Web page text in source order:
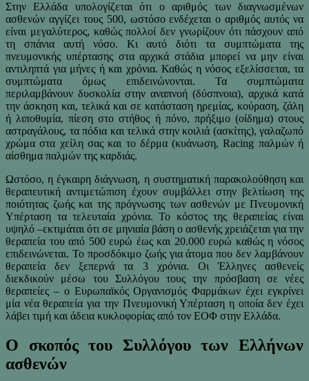
Στην Ελλάδα υπολογίζεται ότι ο αριθμός των διαγνωσμένων
ασθενών αγγίζει τους 500, ωστόσο ενδέχεται ο αριθμός αυτός να
είναι μεγαλύτερος, καθώς πολλοί δεν γνωρίζουν ότι πάσχουν από
τη σπάνια αυτή νόσο. Κι αυτό διότι τα συμπτώματα της
πνευμονικής υπέρτασης στα αρχικά στάδια μπορεί να μην είναι
αντιληπτά για μήνες ή και χρόνια. Καθώς η νόσος εξελίσσεται, τα
συμπτώματα όμως επιδεινώνονται. Τα συμπτώματα
περιλαμβάνουν δυσκολία στην αναπνοή (δύσπνοια), αρχικά κατά
την άσκηση και, τελικά και σε κατάσταση ηρεμίας, κούραση, ζάλη
ή λιποθυμία, πίεση στο στήθος ή πόνο, πρήξιμο (οίδημα) στους
αστραγάλους, τα πόδια και τελικά στην κοιλιά (ασκίτης), γαλαζωπό
χρώμα στα χείλη σας και το δέρμα (κυάνωση, Racing παλμών ή
αίσθημα παλμών της καρδιάς.
Ωστόσο, η έγκαιρη διάγνωση, η συστηματική παρακολούθηση και
θεραπευτική αντιμετώπιση έχουν συμβάλλει στην βελτίωση της
ποιότητας ζωής και της πρόγνωσης των ασθενών με Πνευμονική
Υπέρταση τα τελευταία χρόνια. Το κόστος της θεραπείας είναι
υψηλό –εκτιμάται ότι σε μηνιαία βάση ο ασθενής χρειάζεται για την
θεραπεία του από 500 ευρώ έως και 20.000 ευρώ καθώς η νόσος
επιδεινώνεται. Το προσδόκιμο ζωής για άτομα που δεν λαμβάνουν
θεραπεία δεν ξεπερνά τα 3 χρόνια. Οι Έλληνες ασθενείς
διεκδικούν μέσω του Συλλόγου τους την πρόσβαση σε νέες
θεραπείες – ο Ευρωπαϊκός Οργανισμός Φαρμάκων έχει εγκρίνει
μία νέα θεραπεία για την Πνευμονική Υπέρταση η οποία δεν έχει
λάβει τιμή και άδεια κυκλοφορίας από τον ΕΟΦ στην Ελλάδα.
Ο σκοπός του Συλλόγου των Ελλήνων
ασθενών